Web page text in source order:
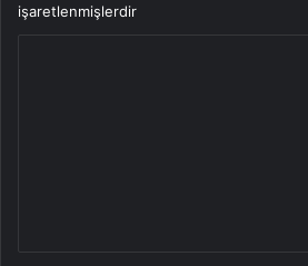
işaretlenmişlerdir